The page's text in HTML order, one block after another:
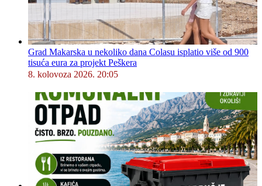
Grad Makarska u nekoliko dana Colasu isplatio više od 900
tisuća eura za projekt Peškera
8. kolovoza 2026. 20:05